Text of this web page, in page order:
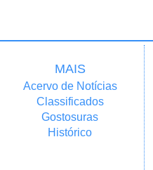
MAIS
Acervo de Notícias
Classificados
Gostosuras
Histórico